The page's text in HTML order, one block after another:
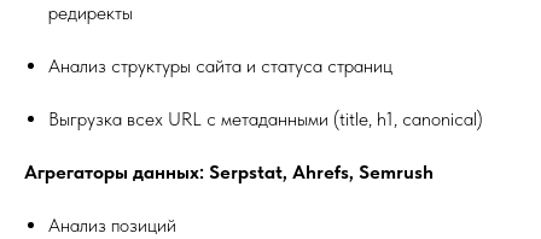
редиректы
Анализ структуры сайта и статуса страниц
Выгрузка всех URL с метаданными (title, h1, canonical)
Агрегаторы данных: Serpstat, Ahrefs, Sеmrush
Анализ позиций